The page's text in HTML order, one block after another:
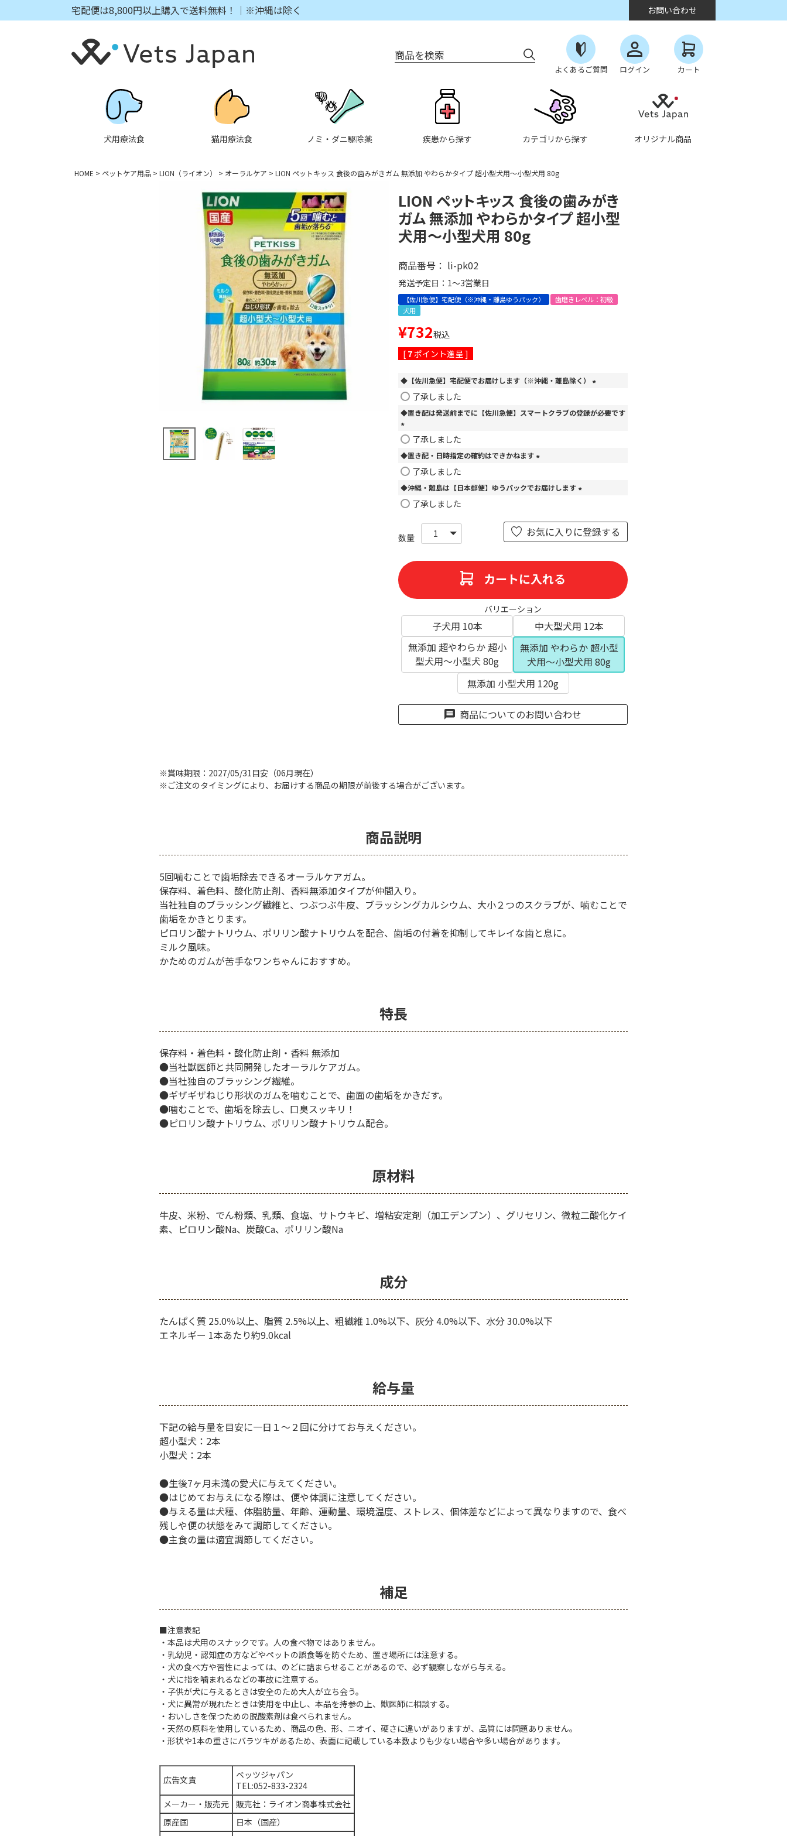
宅配便は8,800円以上購入で送料無料！｜※沖縄は除く お問い合わせ
商品を検索
よくあるご質問 ログイン カート
犬用療法食 猫用療法食 ノミ・ダニ駆除薬 疾患から探す カテゴリから探す オリジナル商品
HOME ペットケア用品 LION（ライオン） オーラルケア LION ペットキッス 食後の歯みがきガム 無添加 やわらかタイプ 超小型犬用～小型犬用 80g
LION ペットキッス 食後の歯みがき
ガム 無添加 やわらかタイプ 超小型
犬用～小型犬用 80g
商品番号 li-pk02
発送予定日：1～3営業日
【佐川急便】宅配便（※沖縄・離島ゆうパック）
歯磨きレベル：初級
犬用
¥732税込
[ 7ポイント進呈 ]
◆【佐川急便】宅配便でお届けします（※沖縄・離島除く）
須
了承しました
◆置き配は発送前までに【佐川急便】スマートクラブの登録が必要です
(
必
須
)
了承しました
◆置き配・日時指定の確約はできかねます
須
了承しました
◆沖縄・離島は【日本郵便】ゆうパックでお届けします
須
)
了承しました
お気に入りに登録する
カートに入れる
バリエーション
子犬用 10本
中大型犬用 12本
無添加 超やわらか 超小
型犬用～小型犬 80g
無添加 やわらか 超小型
犬用～小型犬用 80g
無添加 小型犬用 120g
商品についてのお問い合わせ
※賞味期限：2027/05/31目安（06月現在）
※ご注文のタイミングにより、お届けする商品の期限が前後する場合がございます。
商品説明
5回噛むことで歯垢除去できるオーラルケアガム。
保存料、着色料、酸化防止剤、香料無添加タイプが仲間入り。
当社独自のブラッシング繊維と、つぶつぶ牛皮、ブラッシングカルシウム、大小２つのスクラブが、噛むことで
歯垢をかきとります。
ピロリン酸ナトリウム、ポリリン酸ナトリウムを配合、歯垢の付着を抑制してキレイな歯と息に。
ミルク風味。
かためのガムが苦手なワンちゃんにおすすめ。
特長
保存料・着色料・酸化防止剤・香料 無添加
●当社獣医師と共同開発したオーラルケアガム。
●当社独自のブラッシング繊維。
●ギザギザねじり形状のガムを噛むことで、歯面の歯垢をかきだす。
●噛むことで、歯垢を除去し、口臭スッキリ！
●ピロリン酸ナトリウム、ポリリン酸ナトリウム配合。
原材料
牛皮、米粉、でん粉類、乳類、食塩、サトウキビ、増粘安定剤（加工デンプン）、グリセリン、微粒二酸化ケイ
素、ピロリン酸Na、炭酸Ca、ポリリン酸Na
成分
たんぱく質 25.0％以上、脂質 2.5%以上、粗繊維 1.0%以下、灰分 4.0%以下、水分 30.0%以下
エネルギー 1本あたり約9.0kcal
給与量
下記の給与量を目安に一日１～２回に分けてお与えください。
超小型犬：2本
小型犬：2本
●生後7ヶ月未満の愛犬に与えてください。
●はじめてお与えになる際は、便や体調に注意してください。
●与える量は犬種、体脂肪量、年齢、運動量、環境温度、ストレス、個体差などによって異なりますので、食べ
残しや便の状態をみて調節してください。
●主食の量は適宜調節してください。
補足
■注意表記
・本品は犬用のスナックです。人の食べ物ではありません。
・乳幼児・認知症の方などやペットの誤食等を防ぐため、置き場所には注意する。
・犬の食べ方や習性によっては、のどに詰まらせることがあるので、必ず観察しながら与える。
・犬に指を噛まれるなどの事故に注意する。
・子供が犬に与えるときは安全のため大人が立ち会う。
・犬に異常が現れたときは使用を中止し、本品を持参の上、獣医師に相談する。
・おいしさを保つための脱酸素剤は食べられません。
・天然の原料を使用しているため、商品の色、形、ニオイ、硬さに違いがありますが、品質には問題ありません。
・形状や1本の重さにバラツキがあるため、表面に記載している本数よりも少ない場合や多い場合があります。
広告文責
ベッツジャパン
TEL:052-833-2324
メーカー・販売元
販売社：ライオン商事株式会社
原産国
日本（国産）